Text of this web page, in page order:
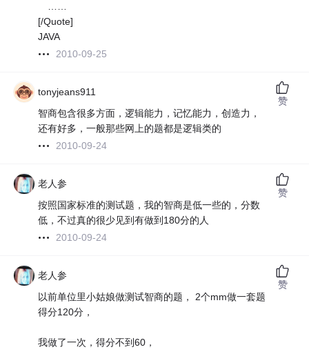
……
[/Quote]
JAVA
2010-09-25
tonyjeans911
智商包含很多方面，逻辑能力，记忆能力，创造力，
还有好多，一般那些网上的题都是逻辑类的
2010-09-24
赞
老人参
按照国家标准的测试题，我的智商是低一些的，分数
低，不过真的很少见到有做到180分的人
2010-09-24
赞
老人参
以前单位里小姑娘做测试智商的题， 2个mm做一套题
得分120分，
我做了一次，得分不到60，
赞